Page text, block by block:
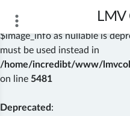
Deprecated
:
$image_info as nullable is
must be used instead in
/home/incredibt/www/
on line 5481
Deprecated :